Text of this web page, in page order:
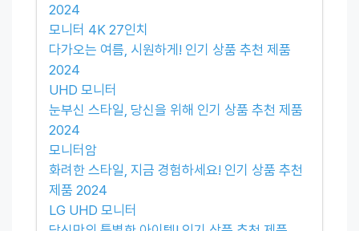
2024
모니터 4K 27인치
다가오는 여름, 시원하게! 인기 상품 추천 제품
2024
UHD 모니터
눈부신 스타일, 당신을 위해 인기 상품 추천 제품
2024
모니터암
화려한 스타일, 지금 경험하세요! 인기 상품 추천
제품 2024
LG UHD 모니터